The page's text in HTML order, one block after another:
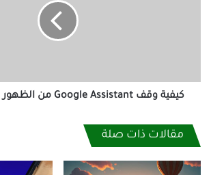
كيفية وقف Google Assistant من الظهور بشكل عشوائي
مقالات ذات صلة